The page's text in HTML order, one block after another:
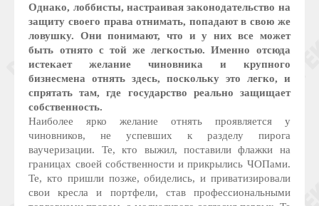
Однако, лоббисты, настраивая законодательство на
защиту своего права отнимать, попадают в свою же
ловушку. Они понимают, что и у них все может
быть отнято с той же легкостью. Именно отсюда
истекает желание чиновника и крупного
бизнесмена отнять здесь, поскольку это легко, и
спрятать там, где государство реально защищает
собственность.
Наиболее ярко желание отнять проявляется у
чиновников, не успевших к разделу пирога
ваучеризации. Те, кто выжил, поставили флажки на
границах своей собственности и прикрылись ЧОПами.
Те, кто пришли позже, обиделись, и приватизировали
свои кресла и портфели, став профессиональными